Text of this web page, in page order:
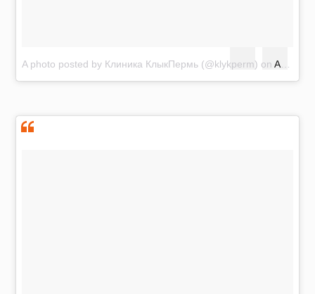
A photo posted by Клиника КлыкПермь (@klykperm) onAug 11, 2016 at 7:23am PDT